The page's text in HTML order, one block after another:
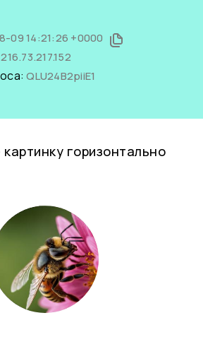
09 14:21:26 +0000
216.73.217.152
QLU24B2piiE1
горизонтально